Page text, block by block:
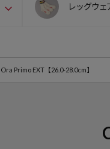
レッグウェ
Ora Primo EXT【26.0-28.0cm】